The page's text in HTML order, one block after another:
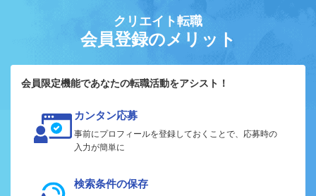
クリエイト転職
会員登録のメリット
会員限定機能であなたの転職活動をアシスト！
カンタン応募
事前にプロフィールを登録しておくことで、応募時の
入力が簡単に
検索条件の保存